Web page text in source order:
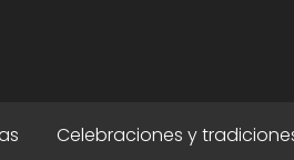
Celebraciones y